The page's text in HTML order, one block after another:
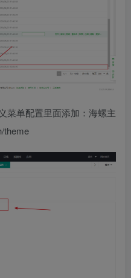
菜单配置里面添加：海螺主
theme